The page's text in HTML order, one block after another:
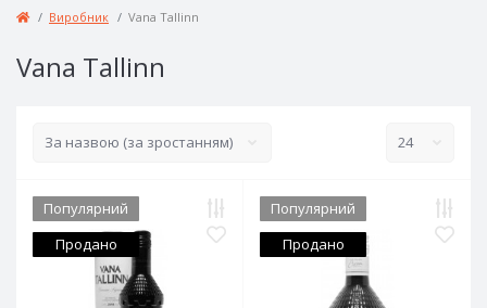
Виробник Vana Tallinn
Vana Tallinn
Популярний
Продано
Популярний
Продано